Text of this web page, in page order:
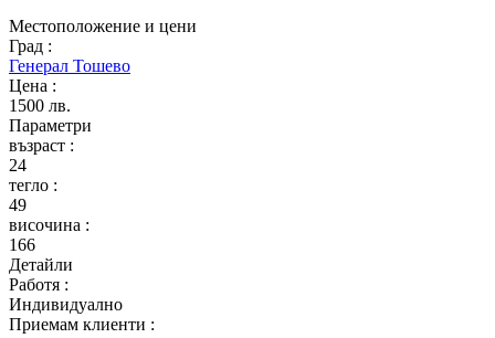
Местоположение и цени
Град :
Генерал Тошево
Цена :
1500 лв.
Параметри
възраст :
24
тегло :
49
височина :
166
Детайли
Работя :
Индивидуално
Приемам клиенти :